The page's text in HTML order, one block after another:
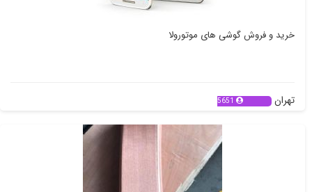
خرید و فروش گوشی های موتورولا
تهران 5651